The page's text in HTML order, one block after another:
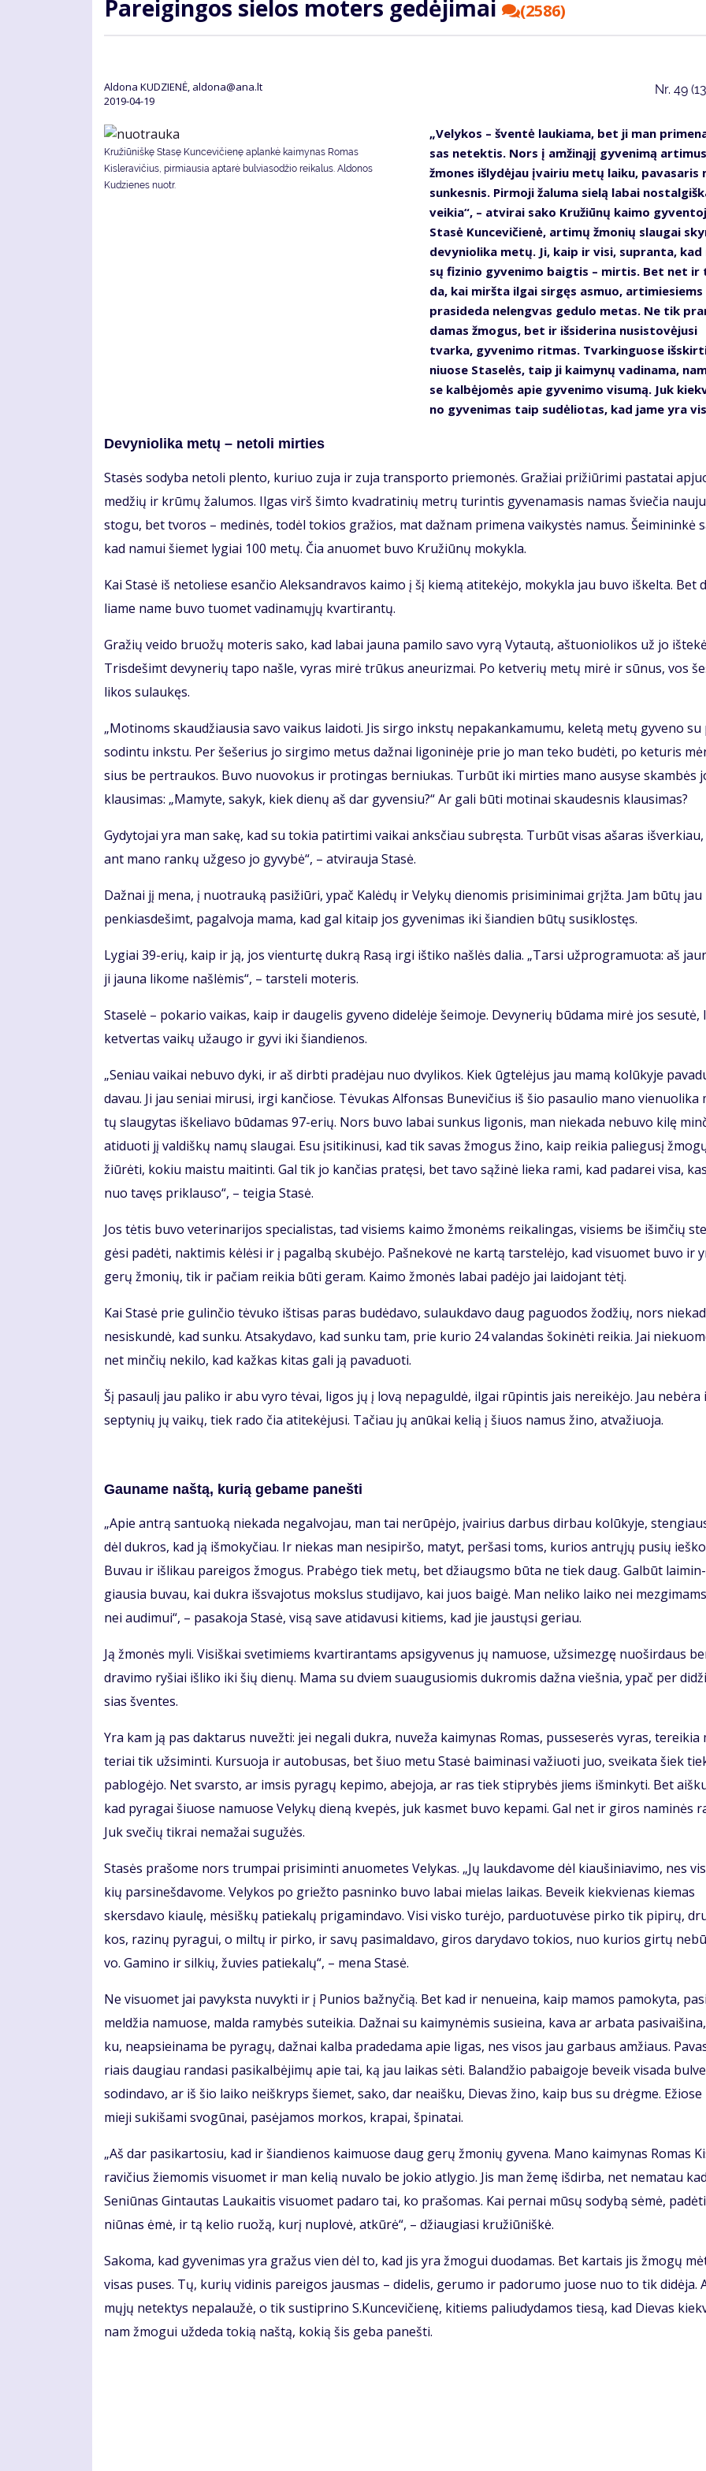
Pa­rei­gin­gos sie­los mo­ters ge­dė­ji­mai (2586)
Aldona KUDZIENĖ, aldona@ana.lt
2019-04-19
Nr. 49
Kružiūniškę Stasę Kuncevičienę aplankė kaimynas Romas
Kisleravičius, pirmiausia aptarė bulviasodžio reikalus. Aldonos
Kudzienes nuotr.
„Ve­ly­kos – šven­tė lau­kia­ma, bet ji man
sas ne­tek­tis. Nors į am­ži­ną­jį gy­ve­ni­mą ar­ti­mus
žmo­nes iš­ly­dė­jau įvai­riu me­tų lai­ku, pa­va­sa­ris
sun­kes­nis. Pir­mo­ji ža­lu­ma sie­lą la­bai
vei­kia“, – at­vi­rai sa­ko Kru­žiū­nų kai­mo
Sta­sė Kun­ce­vi­čie­nė, ar­ti­mų žmo­nių slau­gai
de­vy­nio­li­ka me­tų. Ji, kaip ir vi­si, su­pran­ta,
sų fi­zi­nio gy­ve­ni­mo baig­tis – mir­tis. Bet net
da, kai mirš­ta il­gai sir­gęs as­muo, ar­ti­mie­siems
pra­si­de­da ne­leng­vas ge­du­lo me­tas. Ne tik
da­mas žmo­gus, bet ir iš­si­de­ri­na nu­si­sto­vė­ju­si
tvar­ka, gy­ve­ni­mo rit­mas. Tvar­kin­guo­se
niuo­se Sta­se­lės, taip ji kai­my­nų va­di­na­ma,
se kal­bė­jo­mės apie gy­ve­ni­mo vi­su­mą. Juk
no gy­ve­ni­mas taip su­dė­lio­tas, kad ja­me yra
De­vy­nio­li­ka me­tų – ne­to­li mir­ties
Sta­sės so­dy­ba ne­to­li plen­to, ku­riuo zu­ja ir zu­ja trans­por­to prie­mo­nės. Gra­žiai pri­žiū­ri­mi pa­sta­tai
me­džių ir krū­mų ža­lu­mos. Il­gas virš šim­to kvad­ra­ti­nių met­rų tu­rin­tis gy­ve­na­ma­sis na­mas švie­čia nau­ju
sto­gu, bet tvo­ros – me­di­nės, to­dėl to­kios gra­žios, mat daž­nam pri­me­na vai­kys­tės na­mus. Šei­mi­nin­kė
kad na­mui šie­met ly­giai 100 me­tų. Čia anuo­met bu­vo Kru­žiū­nų mo­kyk­la.
Kai Sta­sė iš ne­to­lie­se esan­čio Alek­san­dra­vos kai­mo į šį kie­mą ati­te­kė­jo, mo­kyk­la jau bu­vo iš­kel­ta. Bet
lia­me na­me bu­vo tuo­met va­di­na­mų­jų kvar­ti­ran­tų.
Gra­žių vei­do bruo­žų mo­te­ris sa­ko, kad la­bai jau­na pa­mi­lo sa­vo vy­rą Vy­tau­tą, aš­tuo­nio­li­kos už jo
Tris­de­šimt de­vy­ne­rių ta­po naš­le, vy­ras mi­rė trū­kus aneu­riz­mai. Po ket­ve­rių me­tų mi­rė ir sū­nus, vos
li­kos su­lau­kęs.
„Mo­ti­noms skau­džiau­sia sa­vo vai­kus lai­do­ti. Jis sir­go inks­tų ne­pa­kan­ka­mu­mu, ke­le­tą me­tų gy­ve­no
so­din­tu inks­tu. Per še­še­rius jo sir­gi­mo me­tus daž­nai li­go­ni­nė­je prie jo man te­ko bu­dė­ti, po ke­tu­ris
sius be per­trau­kos. Bu­vo nuo­vo­kus ir pro­tin­gas ber­niu­kas. Tur­būt iki mir­ties ma­no au­sy­se skam­bės
klau­si­mas: „Ma­my­te, sa­kyk, kiek die­nų aš dar gy­ven­siu?“ Ar ga­li bū­ti mo­ti­nai skau­des­nis klau­si­mas?
Gy­dy­to­jai yra man sa­kę, kad su to­kia pa­tir­ti­mi vai­kai anks­čiau su­bręs­ta. Tur­būt vi­sas aša­ras iš­ver­kiau,
ant ma­no ran­kų už­ge­so jo gy­vy­bė“, – at­vi­rau­ja Sta­sė.
Daž­nai jį me­na, į nuo­trau­ką pa­si­žiū­ri, ypač Ka­lė­dų ir Ve­ly­kų die­no­mis pri­si­mi­ni­mai grįž­ta. Jam bū­tų
pen­kias­de­šimt, pa­gal­vo­ja ma­ma, kad gal ki­taip jos gy­ve­ni­mas iki šian­dien bū­tų su­si­klos­tęs.
Ly­giai 39-erių, kaip ir ją, jos vien­tur­tę duk­rą Ra­są ir­gi iš­ti­ko naš­lės da­lia. „Tar­si už­prog­ra­muo­ta: aš
ji jau­na li­ko­me naš­lė­mis“, – tars­te­li mo­te­ris.
Sta­se­lė – po­ka­rio vai­kas, kaip ir dau­ge­lis gy­ve­no di­de­lė­je šei­mo­je. De­vy­ne­rių bū­da­ma mi­rė jos se­su­tė,
ket­ver­tas vai­kų už­au­go ir gy­vi iki šian­die­nos.
„Se­niau vai­kai ne­bu­vo dy­ki, ir aš dirb­ti pra­dė­jau nuo dvy­li­kos. Kiek ūg­te­lė­jus jau ma­mą ko­lū­ky­je
da­vau. Ji jau se­niai mi­ru­si, ir­gi kan­čio­se. Tė­vu­kas Al­fon­sas Bu­ne­vi­čius iš šio pa­sau­lio ma­no vie­nuo­li­ka
tų slau­gy­tas iš­ke­lia­vo bū­da­mas 97-erių. Nors bu­vo la­bai sun­kus li­go­nis, man nie­ka­da ne­bu­vo ki­lę
ati­duo­ti jį val­diš­kų na­mų slau­gai. Esu įsi­ti­ki­nu­si, kad tik sa­vas žmo­gus ži­no, kaip rei­kia pa­lie­gu­sį
žiū­rė­ti, ko­kiu mais­tu mai­tin­ti. Gal tik jo kan­čias pra­tę­si, bet ta­vo są­ži­nė lie­ka ra­mi, kad pa­da­rei vi­sa, kas
nuo ta­vęs pri­klau­so“, – tei­gia Sta­sė.
Jos tė­tis bu­vo ve­te­ri­na­ri­jos spe­cia­lis­tas, tad vi­siems kai­mo žmo­nėms rei­ka­lin­gas, vi­siems be iš­im­čių
gė­si pa­dė­ti, nak­ti­mis kė­lė­si ir į pa­gal­bą sku­bė­jo. Pa­šne­ko­vė ne kar­tą tars­te­lė­jo, kad vi­suo­met bu­vo ir
ge­rų žmo­nių, tik ir pa­čiam rei­kia bū­ti ge­ram. Kai­mo žmo­nės la­bai pa­dė­jo jai lai­do­jant tė­tį.
Kai Sta­sė prie gu­lin­čio tė­vu­ko iš­ti­sas pa­ras bu­dė­da­vo, su­lauk­da­vo daug pa­guo­dos žo­džių, nors
ne­si­skun­dė, kad sun­ku. At­sa­ky­da­vo, kad sun­ku tam, prie ku­rio 24 va­lan­das šo­ki­nė­ti rei­kia. Jai
net min­čių ne­ki­lo, kad kaž­kas ki­tas ga­li ją pa­va­duo­ti.
Šį pa­sau­lį jau pa­li­ko ir abu vy­ro tė­vai, li­gos jų į lo­vą ne­pa­gul­dė, il­gai rū­pin­tis jais ne­rei­kė­jo. Jau ne­bė­ra
sep­ty­nių jų vai­kų, tiek ra­do čia ati­te­kė­ju­si. Ta­čiau jų anū­kai ke­lią į šiuos na­mus ži­no, at­va­žiuo­ja.
Gau­na­me naš­tą, ku­rią ge­ba­me pa­neš­ti
„Apie an­trą san­tuo­ką nie­ka­da ne­gal­vo­jau, man tai ne­rū­pė­jo, įvai­rius dar­bus dir­bau ko­lū­ky­je,
dėl duk­ros, kad ją iš­mo­ky­čiau. Ir nie­kas man ne­si­pir­šo, ma­tyt, per­ša­si toms, ku­rios ant­rų­jų pu­sių
Bu­vau ir iš­li­kau pa­rei­gos žmo­gus. Pra­bė­go tiek me­tų, bet džiaugs­mo bū­ta ne tiek daug. Gal­būt lai­min­
giau­sia bu­vau, kai duk­ra iš­sva­jo­tus moks­lus stu­di­ja­vo, kai juos bai­gė. Man ne­li­ko lai­ko nei
nei au­di­mui“, – pa­sa­ko­ja Sta­sė, vi­są sa­ve ati­da­vu­si ki­tiems, kad jie jaus­tų­si ge­riau.
Ją žmo­nės my­li. Vi­siš­kai sve­ti­miems kvar­ti­ran­tams ap­si­gy­ve­nus jų na­muo­se, už­si­mez­gę nuo­šir­daus
dra­vi­mo ry­šiai iš­li­ko iki šių die­nų. Ma­ma su dviem su­au­gu­sio­mis duk­ro­mis daž­na vieš­nia, ypač per
sias šven­tes.
Yra kam ją pas dak­ta­rus nu­vež­ti: jei ne­ga­li duk­ra, nu­ve­ža kai­my­nas Ro­mas, pus­se­se­rės vy­ras,
te­riai tik už­si­min­ti. Kur­suo­ja ir au­to­bu­sas, bet šiuo me­tu Sta­sė bai­mi­na­si va­žiuo­ti juo, svei­ka­ta šiek
pa­blo­gė­jo. Net svars­to, ar im­sis py­ra­gų ke­pi­mo, abe­jo­ja, ar ras tiek stip­ry­bės jiems iš­min­ky­ti. Bet
kad py­ra­gai šiuo­se na­muo­se Ve­ly­kų die­ną kve­pės, juk kas­met bu­vo ke­pa­mi. Gal net ir gi­ros na­mi­nės
Juk sve­čių tik­rai ne­ma­žai su­gu­žės.
Sta­sės pra­šo­me nors trum­pai pri­si­min­ti anuo­me­tes Ve­ly­kas. „Jų lauk­da­vo­me dėl kiau­ši­nia­vi­mo, nes
kių par­si­neš­da­vo­me. Ve­ly­kos po griež­to pas­nin­ko bu­vo la­bai mie­las lai­kas. Be­veik kiek­vie­nas kie­mas
skers­da­vo kiau­lę, mė­siš­kų pa­tie­ka­lų pri­ga­min­da­vo. Vi­si vis­ko tu­rė­jo, par­duo­tu­vė­se pir­ko tik pi­pi­rų,
kos, ra­zi­nų py­ra­gui, o mil­tų ir pir­ko, ir sa­vų pa­si­mal­da­vo, gi­ros da­ry­da­vo to­kios, nuo ku­rios gir­tų
vo. Ga­mi­no ir sil­kių, žu­vies pa­tie­ka­lų“, – me­na Sta­sė.
Ne vi­suo­met jai pa­vyks­ta nu­vyk­ti ir į Pu­nios baž­ny­čią. Bet kad ir ne­nu­ei­na, kaip ma­mos pa­mo­ky­ta,
mel­džia na­muo­se, mal­da ra­my­bės su­tei­kia. Daž­nai su kai­my­nė­mis su­si­ei­na, ka­va ar ar­ba­ta
ku, neap­si­ei­na­ma be py­ra­gų, daž­nai kal­ba pra­de­da­ma apie li­gas, nes vi­sos jau gar­baus am­žiaus.
riais dau­giau ran­da­si pa­si­kal­bė­ji­mų apie tai, ką jau lai­kas sė­ti. Ba­lan­džio pa­bai­go­je be­veik vi­sa­da
so­din­da­vo, ar iš šio lai­ko ne­iš­kryps šie­met, sa­ko, dar ne­aiš­ku, Die­vas ži­no, kaip bus su drėg­me.
mie­ji su­ki­ša­mi svo­gū­nai, pa­sė­ja­mos mor­kos, kra­pai, špi­na­tai.
„Aš dar pa­si­kar­to­siu, kad ir šian­die­nos kai­muo­se daug ge­rų žmo­nių gy­ve­na. Ma­no kai­my­nas Ro­mas
ra­vi­čius žie­mo­mis vi­suo­met ir man ke­lią nu­va­lo be jo­kio at­ly­gio. Jis man že­mę iš­dir­ba, net ne­ma­tau
Se­niū­nas Gin­tau­tas Lau­kai­tis vi­suo­met pa­da­ro tai, ko pra­šo­mas. Kai per­nai mū­sų so­dy­bą sė­mė,
niū­nas ėmė, ir tą ke­lio ruo­žą, ku­rį nu­plo­vė, at­kū­rė“, – džiau­gia­si kru­žiū­niš­kė.
Sa­ko­ma, kad gy­ve­ni­mas yra gra­žus vien dėl to, kad jis yra žmo­gui duo­da­mas. Bet kar­tais jis žmo­gų
vi­sas pu­ses. Tų, ku­rių vi­di­nis pa­rei­gos jaus­mas – di­de­lis, ge­ru­mo ir pa­do­ru­mo juo­se nuo to tik di­dė­ja.
mų­jų ne­tek­tys ne­pa­lau­žė, o tik su­stip­ri­no S.Kun­ce­vi­čie­nę, ki­tiems pa­liu­dy­da­mos tie­są, kad Die­vas
nam žmo­gui už­de­da to­kią naš­tą, ko­kią šis ge­ba pa­neš­ti.